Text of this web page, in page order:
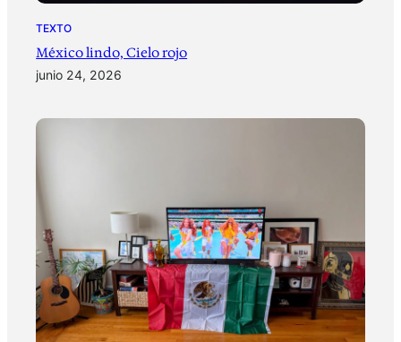
TEXTO
México lindo, Cielo rojo
junio 24, 2026